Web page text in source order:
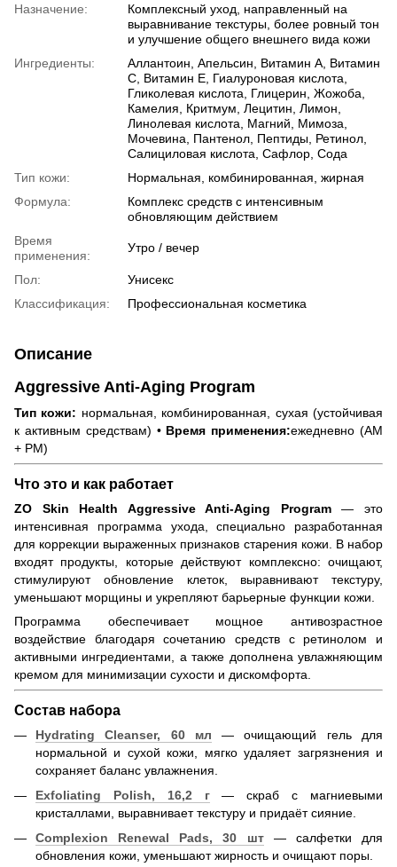
Назначение:
Комплексный уход, направленный на
выравнивание текстуры, более ровный тон
и улучшение общего внешнего вида кожи
Ингредиенты:
Аллантоин, Апельсин, Витамин A, Витамин
C, Витамин E, Гиалуроновая кислота,
Гликолевая кислота, Глицерин, Жожоба,
Камелия, Критмум, Лецитин, Лимон,
Линолевая кислота, Магний, Мимоза,
Мочевина, Пантенол, Пептиды, Ретинол,
Салициловая кислота, Сафлор, Сода
Тип кожи:
Нормальная, комбинированная, жирная
Формула:
Комплекс средств с интенсивным
обновляющим действием
Время
применения:
Утро / вечер
Пол:
Унисекс
Классификация:
Профессиональная косметика
Описание
Aggressive Anti-Aging Program
Тип кожи: нормальная, комбинированная, сухая (устойчивая
к активным средствам) • Время применения:ежедневно (AM
+ PM)
Что это и как работает
ZO Skin Health Aggressive Anti-Aging Program— это
интенсивная программа ухода, специально разработанная
для коррекции выраженных признаков старения кожи. В набор
входят продукты, которые действуют комплексно: очищают,
стимулируют обновление клеток, выравнивают текстуру,
уменьшают морщины и укрепляют барьерные функции кожи.
Программа обеспечивает мощное антивозрастное
воздействие благодаря сочетанию средств с ретинолом и
активными ингредиентами, а также дополнена увлажняющим
кремом для минимизации сухости и дискомфорта.
Состав набора
Hydrating Cleanser, 60 мл — очищающий гель для
нормальной и сухой кожи, мягко удаляет загрязнения и
сохраняет баланс увлажнения.
Exfoliating Polish, 16,2 г— скраб с магниевыми
кристаллами, выравнивает текстуру и придаёт сияние.
Complexion Renewal Pads, 30 шт— салфетки для
обновления кожи, уменьшают жирность и очищают поры.